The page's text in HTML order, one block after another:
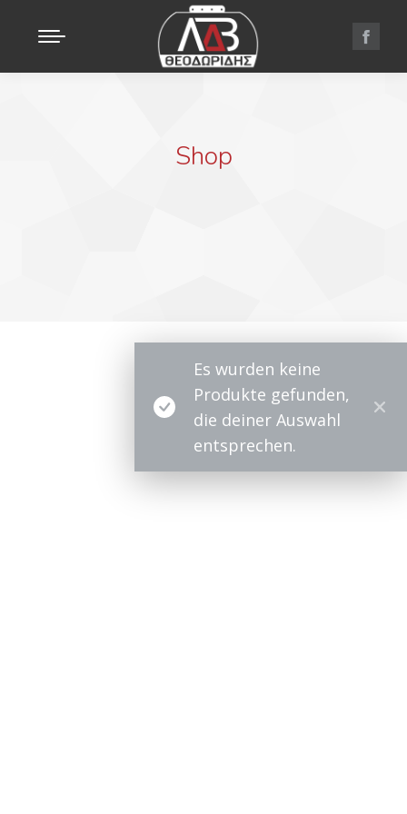
Shop
Es wurden keine
Produkte gefunden,
die deiner Auswahl
entsprechen.